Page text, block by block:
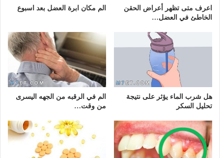
اعرف متى تظهر أعراض الحقن
الخاطئ في العضل…
الم مكان ابرة العضل بعد اسبوع
هل شرب الماء يؤثر على نتيجة
تحليل السكر
الم في الرقبه من الجهه اليسرى
من وقت…